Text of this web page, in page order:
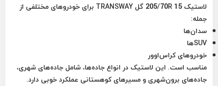
لاستیک 205/70R 15 گل TRANSWAY برای خودروهای مختلفی از
جمله:
سدان‌ها
SUVها
خودروهای کراس‌اوور
مناسب است. این لاستیک در انواع جاده‌ها، شامل جاده‌های شهری،
جاده‌های برون‌شهری و مسیرهای کوهستانی عملکرد خوبی دارد.